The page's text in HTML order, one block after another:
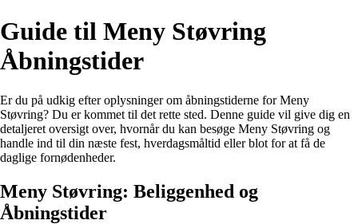
Guide til Meny Støvring
Åbningstider
Er du på udkig efter oplysninger om åbningstiderne for Meny
Støvring? Du er kommet til det rette sted. Denne guide vil give dig en
detaljeret oversigt over, hvornår du kan besøge Meny Støvring og
handle ind til din næste fest, hverdagsmåltid eller blot for at få de
daglige fornødenheder.
Meny Støvring: Beliggenhed og
Åbningstider